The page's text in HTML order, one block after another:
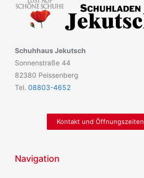
Schuhhaus Jekutsch
Sonnenstraße 44
82380 Peissenberg
Tel. 08803-4652
Kontakt und Öffnungszeiten
Navigation